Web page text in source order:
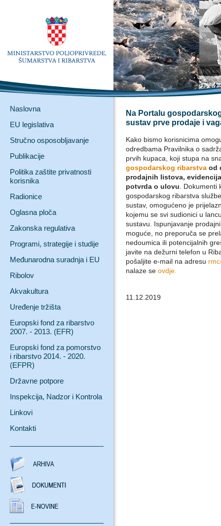
Naslovna
EU legislativa
Stručno osposobljavanje
Publikacije
Politika zaštite privatnosti
korisnika
Radionice
Oglasna ploča
Zakonska regulativa
Programi, strategije i studije
Međunarodna suradnja i EU
Ribolov
Akvakultura
Uređenje tržišta
Europski fond za ribarstvo
2007. - 2013. (EFR)
Europski fond za pomorstvo
i ribarstvo 2014. - 2020.
(EFPR)
Državne potpore
Inspekcija, Nadzor i Kontrola
Linkovi
Kontakti
Na Portalu
sustav prve prodaje i
Kako bismo korisnicima
odredbama Pravilnika o
prvih kupaca, koji stupa na
gospodarskog ribarstva od
prodajnih listova,
potvrda o ulovu .
gospodarskog ribarstva
sustav, omogućeno je
kojemu se svi sudionici u
sustavu. Ispunjavanje
moguće, no preporuča se
nedoumica ili potencijalnih
javite na dežurni telefon u
pošaljite e-mail na adresu
nalaze se ovdje.
11.12.2019